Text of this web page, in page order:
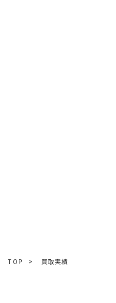
TOP > 買取実績